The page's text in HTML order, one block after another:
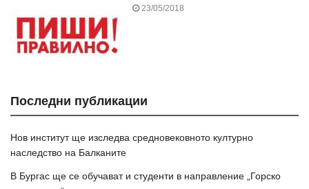
23/05/2018
Последни публикации
Нов институт ще изследва средновековното културно
наследство на Балканите
В Бургас ще се обучават и студенти в направление „Горско